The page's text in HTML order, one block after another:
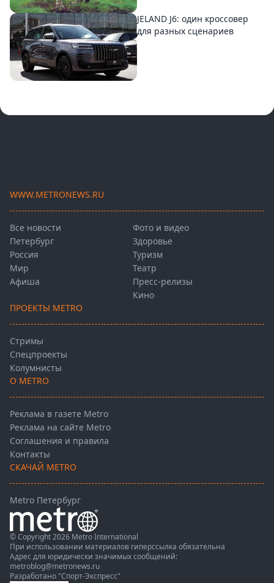
JELAND J6: один кроссовер
для разных сценариев
WWW.METRONEWS.RU
Все новости
Петербург
Россия
Мир
Афиша
Фото и видео
Здоровье
Туризм
Театр
Пресс-релизы
Кино
ПРОЕКТЫ METRO
Стримы
Спецпроекты
Колумнисты
О METRO
Реклама в газете Metro
Реклама на сайте Metro
Соглашения и правила
Контакты
СКАЧАЙ METRO
Metro Петербург
© Copyright 2026 Metro International
При использовании материалов гиперссылка обязательна
Адрес для юридически значимых сообщений:
metroblog@metronews.ru
Разработано "Спорт-Экспресс"